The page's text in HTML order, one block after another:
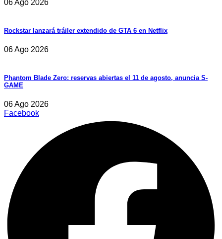
06 Ago 2026
Rockstar lanzará tráiler extendido de GTA 6 en Netflix
06 Ago 2026
Phantom Blade Zero: reservas abiertas el 11 de agosto, anuncia S-
GAME
06 Ago 2026
Facebook